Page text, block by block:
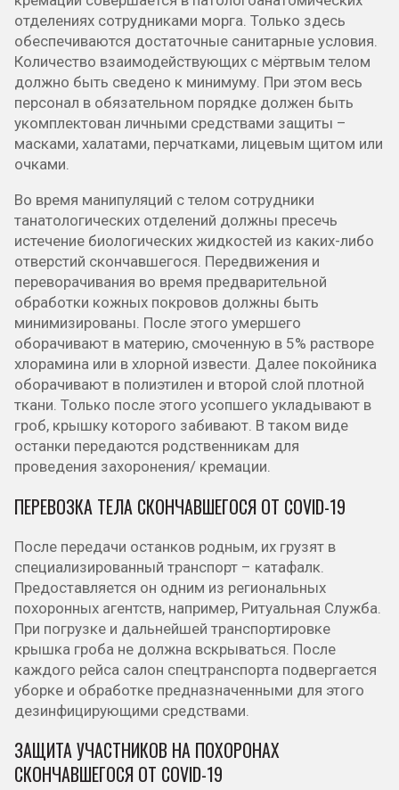
отделениях сотрудниками морга. Только здесь
обеспечиваются достаточные санитарные условия.
Количество взаимодействующих с мёртвым телом
должно быть сведено к минимуму. При этом весь
персонал в обязательном порядке должен быть
укомплектован личными средствами защиты –
масками, халатами, перчатками, лицевым щитом или
очками.
Во время манипуляций с телом сотрудники
танатологических отделений должны пресечь
истечение биологических жидкостей из каких-либо
отверстий скончавшегося. Передвижения и
переворачивания во время предварительной
обработки кожных покровов должны быть
минимизированы. После этого умершего
оборачивают в материю, смоченную в 5% растворе
хлорамина или в хлорной извести. Далее покойника
оборачивают в полиэтилен и второй слой плотной
ткани. Только после этого усопшего укладывают в
гроб, крышку которого забивают. В таком виде
останки передаются родственникам для
проведения захоронения/ кремации.
ПЕРЕВОЗКА ТЕЛА СКОНЧАВШЕГОСЯ ОТ COVID-19
После передачи останков родным, их грузят в
специализированный транспорт – катафалк.
Предоставляется он одним из региональных
похоронных агентств, например, Ритуальная Служба.
При погрузке и дальнейшей транспортировке
крышка гроба не должна вскрываться. После
каждого рейса салон спецтранспорта подвергается
уборке и обработке предназначенными для этого
дезинфицирующими средствами.
ЗАЩИТА УЧАСТНИКОВ НА ПОХОРОНАХ
СКОНЧАВШЕГОСЯ ОТ COVID-19